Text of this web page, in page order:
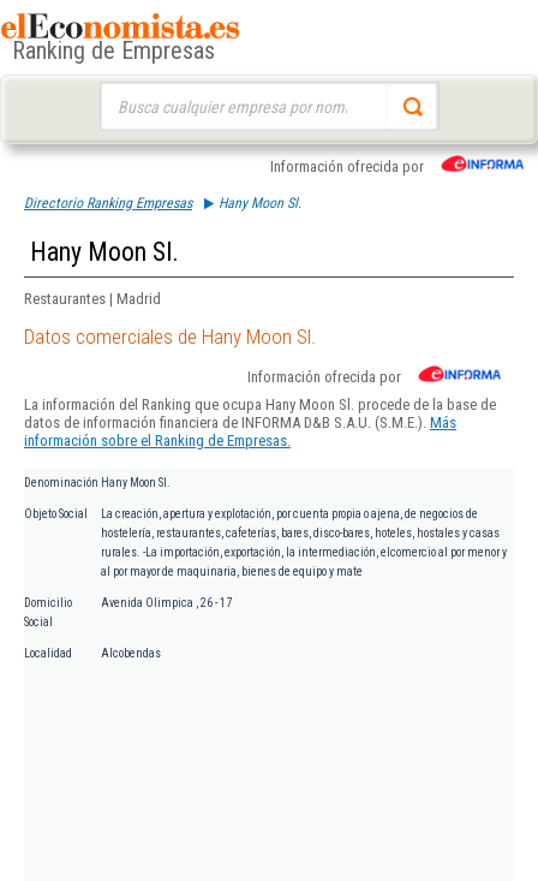
Ranking de Empresas
Información ofrecida por
Directorio Ranking Empresas Hany Moon Sl.
Hany Moon Sl.
Restaurantes | Madrid
Datos comerciales de Hany Moon Sl.
Información ofrecida por
La información del Ranking que ocupa Hany Moon Sl. procede de la base de
datos de información financiera de INFORMA D&B S.A.U. (S.M.E.). Más
información sobre el Ranking de Empresas.
Denominación Hany Moon Sl.
Objeto Social
La creación, apertura y explotación, por cuenta propia o ajena, de negocios de
hostelería, restaurantes, cafeterías, bares, disco-bares, hoteles, hostales y casas
rurales. -La importación, exportación, la intermediación, elcomercio al por menor y
al por mayor de maquinaria, bienes de equipo y mate
Domicilio
Social
Avenida Olimpica , 26 - 17
Localidad Alcobendas